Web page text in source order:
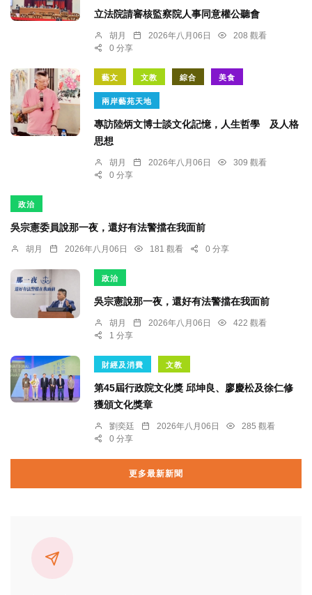
立法院請審核監察院人事同意權公聽會
胡月 2026年八月06日
208 觀看
0 分享
藝文 文教 綜合 美食
兩岸藝苑天地
專訪陸炳文博士談文化記憶，人生哲學 及人格
思想
胡月 2026年八月06日
309 觀看
0 分享
政治
吳宗憲委員說那一夜，還好有法警擋在我面前
胡月 2026年八月06日 181 觀看 0 分享
政治
吳宗憲說那一夜，還好有法警擋在我面前
胡月 2026年八月06日
422 觀看
1 分享
財經及消費 文教
第45屆行政院文化獎 邱坤良、廖慶松及徐仁修
獲頒文化獎章
劉奕廷 2026年八月06日
285 觀看
0 分享
更多最新新聞